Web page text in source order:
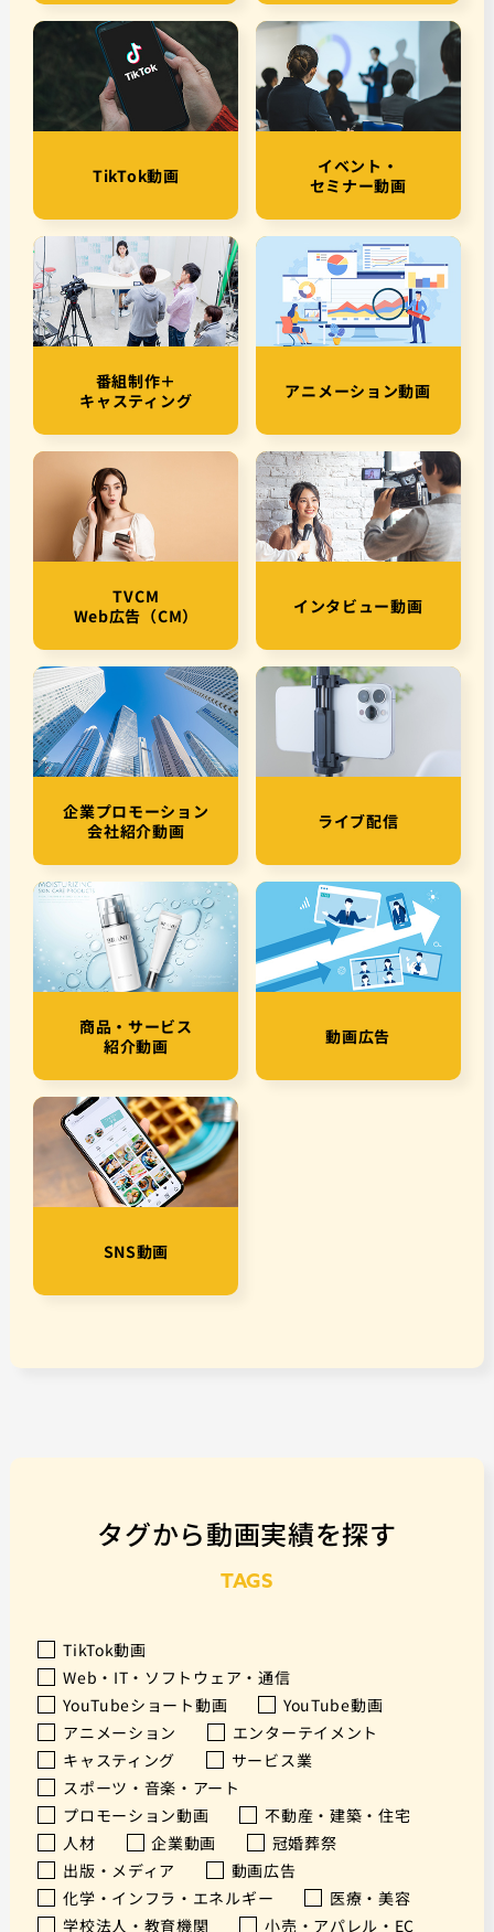
TikTok動画
番組制作＋
キャスティング
TVCM
Web広告（CM）
企業プロモーション
会社紹介動画
商品・サービス
紹介動画
SNS動画
イベント・
セミナー動画
アニメーション動画
インタビュー動画
ライブ配信
動画広告
タグから動画実績を探す
TAGS
TikTok動画
Web・IT・ソフトウェア・通信
YouTubeショート動画
YouTube動画
アニメーション
エンターテイメント
キャスティング
サービス業
スポーツ・音楽・アート
プロモーション動画
不動産・建築・住宅
人材
企業動画
冠婚葬祭
出版・メディア
動画広告
化学・インフラ・エネルギー
医療・美容
学校法人・教育機関
小売・アパレル・EC